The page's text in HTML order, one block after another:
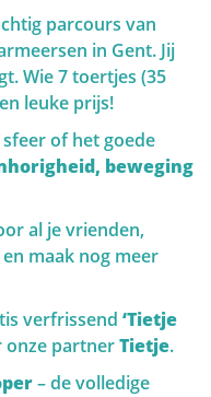
en
parcours van
in Gent. Jij
Wie 7 toertjes (35
leuke prijs!
of het goede
beweging
al je vrienden,
en maak nog meer
verfrissend ‘Tietje
onze partnerTietje.
– de volledige